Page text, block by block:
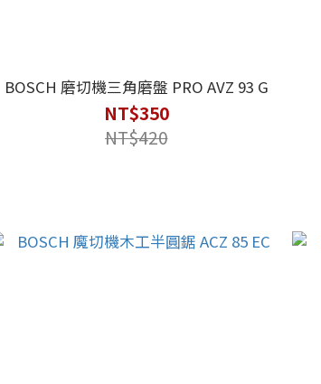
BOSCH 磨切機三角磨盤 PRO AVZ 93 G
NT$350
NT$420